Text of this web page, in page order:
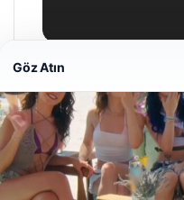
28/04/2026
Web sitemizi nasıl
deneyiminizi
Göz Atın